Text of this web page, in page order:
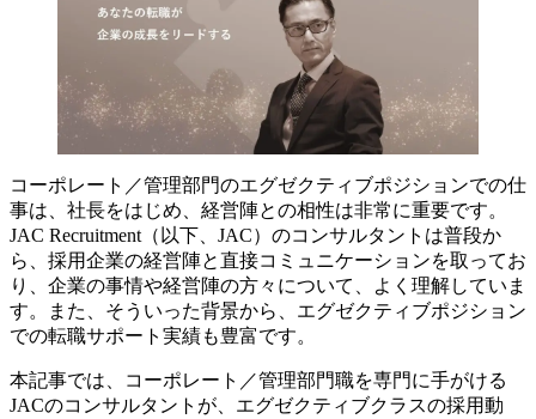
コーポレート／管理部門のエグゼクティブポジションでの仕
事は、社長をはじめ、経営陣との相性は非常に重要です。
JAC Recruitment（以下、JAC）のコンサルタントは普段か
ら、採用企業の経営陣と直接コミュニケーションを取ってお
り、企業の事情や経営陣の方々について、よく理解していま
す。また、そういった背景から、エグゼクティブポジション
での転職サポート実績も豊富です。
本記事では、コーポレート／管理部門職を専門に手がける
JACのコンサルタントが、エグゼクティブクラスの採用動